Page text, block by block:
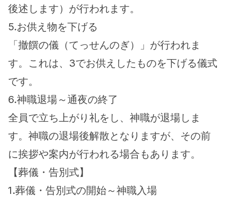
後述します）が行われます。
5.お供え物を下げる
「撤饌の儀（てっせんのぎ）」が行われま
す。これは、3でお供えしたものを下げる儀式
です。
6.神職退場～通夜の終了
全員で立ち上がり礼をし、神職が退場しま
す。神職の退場後解散となりますが、その前
に挨拶や案内が行われる場合もあります。
【葬儀・告別式】
1.葬儀・告別式の開始～神職入場